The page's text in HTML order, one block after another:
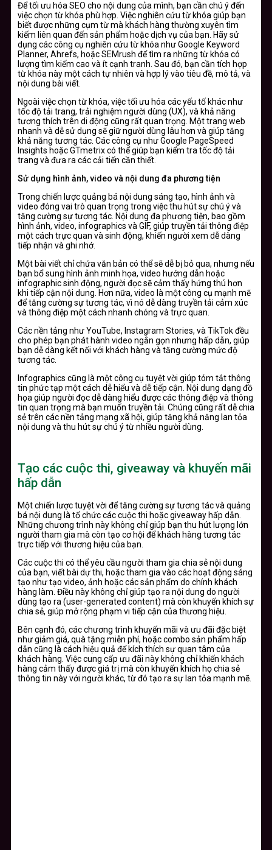
Để tối ưu hóa SEO cho nội dung của mình, bạn cần chú ý đến
việc chọn từ khóa phù hợp. Việc nghiên cứu từ khóa giúp bạn
biết được những cụm từ mà khách hàng thường xuyên tìm
kiếm liên quan đến sản phẩm hoặc dịch vụ của bạn. Hãy sử
dụng các công cụ nghiên cứu từ khóa như Google Keyword
Planner, Ahrefs, hoặc SEMrush để tìm ra những từ khóa có
lượng tìm kiếm cao và ít cạnh tranh. Sau đó, bạn cần tích hợp
từ khóa này một cách tự nhiên và hợp lý vào tiêu đề, mô tả, và
nội dung bài viết.
Ngoài việc chọn từ khóa, việc tối ưu hóa các yếu tố khác như
tốc độ tải trang, trải nghiệm người dùng (UX), và khả năng
tương thích trên di động cũng rất quan trọng. Một trang web
nhanh và dễ sử dụng sẽ giữ người dùng lâu hơn và giúp tăng
khả năng tương tác. Các công cụ như Google PageSpeed
Insights hoặc GTmetrix có thể giúp bạn kiểm tra tốc độ tải
trang và đưa ra các cải tiến cần thiết.
Sử dụng hình ảnh, video và nội dung đa phương tiện
Trong chiến lược quảng bá nội dung sáng tạo, hình ảnh và
video đóng vai trò quan trọng trong việc thu hút sự chú ý và
tăng cường sự tương tác. Nội dung đa phương tiện, bao gồm
hình ảnh, video, infographics và GIF, giúp truyền tải thông điệp
một cách trực quan và sinh động, khiến người xem dễ dàng
tiếp nhận và ghi nhớ.
Một bài viết chỉ chứa văn bản có thể sẽ dễ bị bỏ qua, nhưng nếu
bạn bổ sung hình ảnh minh họa, video hướng dẫn hoặc
infographic sinh động, người đọc sẽ cảm thấy hứng thú hơn
khi tiếp cận nội dung. Hơn nữa, video là một công cụ mạnh mẽ
để tăng cường sự tương tác, vì nó dễ dàng truyền tải cảm xúc
và thông điệp một cách nhanh chóng và trực quan.
Các nền tảng như YouTube, Instagram Stories, và TikTok đều
cho phép bạn phát hành video ngắn gọn nhưng hấp dẫn, giúp
bạn dễ dàng kết nối với khách hàng và tăng cường mức độ
tương tác.
Infographics cũng là một công cụ tuyệt vời giúp tóm tắt thông
tin phức tạp một cách dễ hiểu và dễ tiếp cận. Nội dung dạng đồ
họa giúp người đọc dễ dàng hiểu được các thông điệp và thông
tin quan trọng mà bạn muốn truyền tải. Chúng cũng rất dễ chia
sẻ trên các nền tảng mạng xã hội, giúp tăng khả năng lan tỏa
nội dung và thu hút sự chú ý từ nhiều người dùng.
Tạo các cuộc thi, giveaway và khuyến mãi
hấp dẫn
Một chiến lược tuyệt vời để tăng cường sự tương tác và quảng
bá nội dung là tổ chức các cuộc thi hoặc giveaway hấp dẫn.
Những chương trình này không chỉ giúp bạn thu hút lượng lớn
người tham gia mà còn tạo cơ hội để khách hàng tương tác
trực tiếp với thương hiệu của bạn.
Các cuộc thi có thể yêu cầu người tham gia chia sẻ nội dung
của bạn, viết bài dự thi, hoặc tham gia vào các hoạt động sáng
tạo như tạo video, ảnh hoặc các sản phẩm do chính khách
hàng làm. Điều này không chỉ giúp tạo ra nội dung do người
dùng tạo ra (user-generated content) mà còn khuyến khích sự
chia sẻ, giúp mở rộng phạm vi tiếp cận của thương hiệu.
Bên cạnh đó, các chương trình khuyến mãi và ưu đãi đặc biệt
như giảm giá, quà tặng miễn phí, hoặc combo sản phẩm hấp
dẫn cũng là cách hiệu quả để kích thích sự quan tâm của
khách hàng. Việc cung cấp ưu đãi này không chỉ khiến khách
hàng cảm thấy được giá trị mà còn khuyến khích họ chia sẻ
thông tin này với người khác, từ đó tạo ra sự lan tỏa mạnh mẽ.